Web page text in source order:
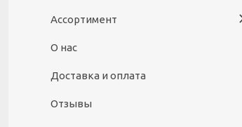
Ассортимент
О нас
Доставка и оплата
Отзывы